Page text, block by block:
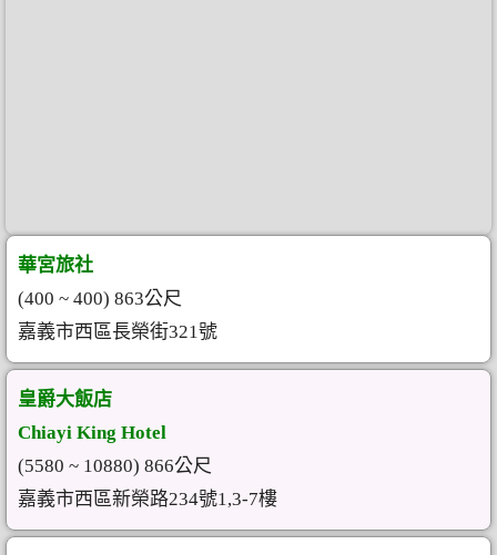
華宮旅社
(400 ~ 400) 863公尺
嘉義市西區長榮街321號
皇爵大飯店
Chiayi King Hotel
(5580 ~ 10880) 866公尺
嘉義市西區新榮路234號1,3-7樓